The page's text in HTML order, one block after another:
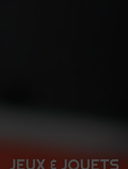
JEUX & JOUETS